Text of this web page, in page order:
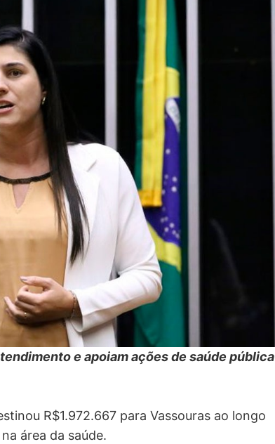
e apoiam ações de saúde pública
R$1.972.667 para Vassouras ao longo
área da saúde.